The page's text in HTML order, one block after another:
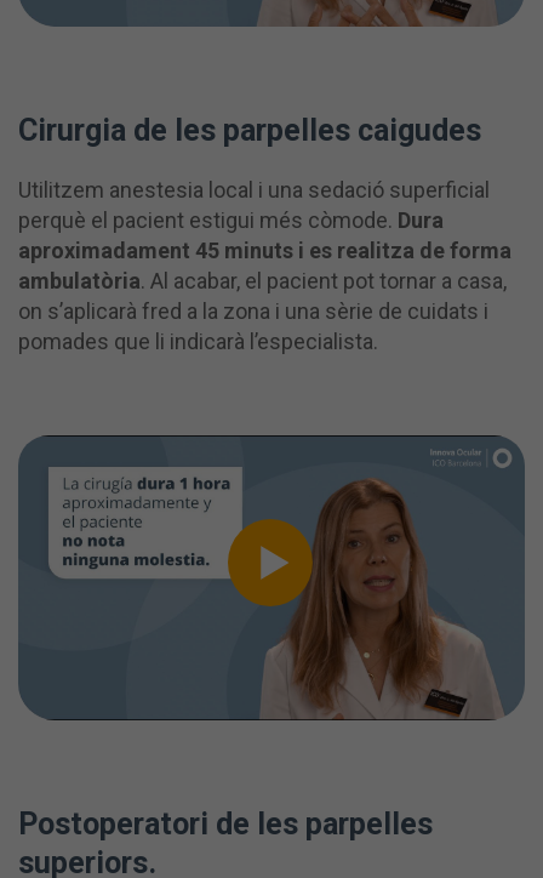
Cirurgia de les parpelles caigudes
Utilitzem anestesia local i una sedació superficial
perquè el pacient estigui més còmode. Dura
aproximadament 45 minuts i es realitza de forma
ambulatòria. Al acabar, el pacient pot tornar a casa,
on s’aplicarà fred a la zona i una sèrie de cuidats i
pomades que li indicarà l’especialista.
Postoperatori de les parpelles
superiors.